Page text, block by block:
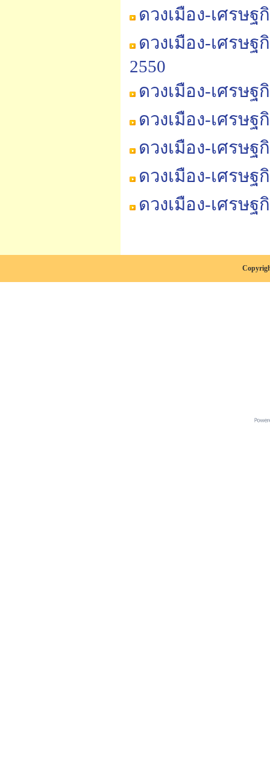
ดวงเมือง-เศรษ
ดวงเมือง-เศรษ
2550
ดวงเมือง-เศรษ
ดวงเมือง-เศรษ
ดวงเมือง-เศรษ
ดวงเมือง-เศรษ
ดวงเมือง-เศรษ